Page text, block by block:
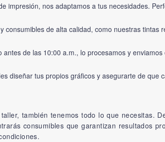
impresión, nos adaptamos a tus necesidades.
consumibles de alta calidad, como nuestras
de las 10:00 a.m., lo procesamos y
diseñar tus propios gráficos y asegurarte de que
también tenemos todo lo que necesitas.
consumibles que garantizan resultados